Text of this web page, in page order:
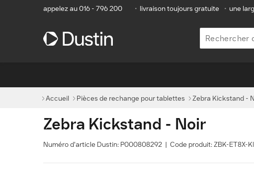
appelez au 016 - 796 200 • livraison toujours gratuite • une
Accueil Pièces de rechange pour tablettes Zebra Kickstand -
Zebra Kickstand - Noir
Numéro d'article Dustin: P000808292 | Code produit: ZBK-ET8X-